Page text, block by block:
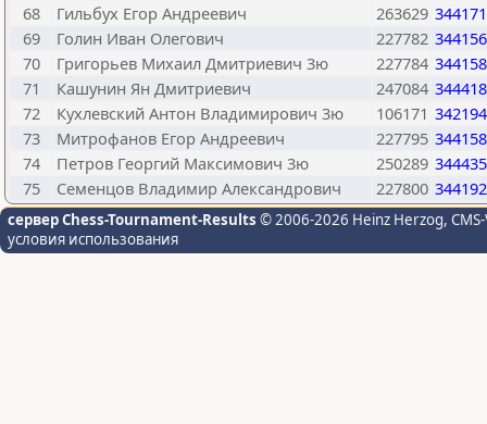
68
Гильбух Егор Андреевич 263629
69
Голин Иван Олегович 227782
70
Григорьев Михаил Дмитриевич 3ю 227784
71
Кашунин Ян Дмитриевич 247084
72
Кухлевский Антон Владимирович 3ю 106171
73
Митрофанов Егор Андреевич 227795
74
Петров Георгий Максимович 3ю 250289
75
Семенцов Владимир Александрович 227800
сервер Chess-Tournament-Results © 2006-2026 Heinz Herzog,
условия использования